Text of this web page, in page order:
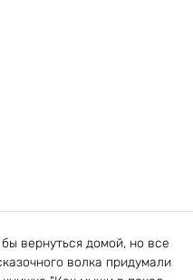
вернуться домой, но все
волка придумали